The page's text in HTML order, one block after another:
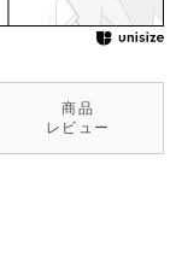
商品
レビュー